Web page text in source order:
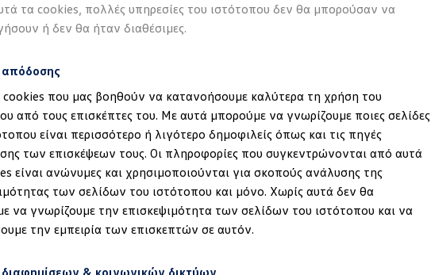
τα cookies, πολλές υπηρεσίες του ιστότοπου δεν θα μπορούσαν να
ή δεν θα ήταν διαθέσιμες.
απόδοσης
cookies που μας βοηθούν να κατανοήσουμε καλύτερα τη χρήση του
από τους επισκέπτες του. Με αυτά μπορούμε να γνωρίζουμε ποιες σελίδες
είναι περισσότερο ή λιγότερο δημοφιλείς όπως και τις πηγές
των επισκέψεων τους. Οι πληροφορίες που συγκεντρώνονται από αυτά
είναι ανώνυμες και χρησιμοποιούνται για σκοπούς ανάλυσης της
των σελίδων του ιστότοπου και μόνο. Χωρίς αυτά δεν θα
να γνωρίζουμε την επισκεψιμότητα των σελίδων του ιστότοπου και να
την εμπειρία των επισκεπτών σε αυτόν.
στα ID.